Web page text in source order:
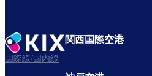
関西国際空港
国際線/国内線